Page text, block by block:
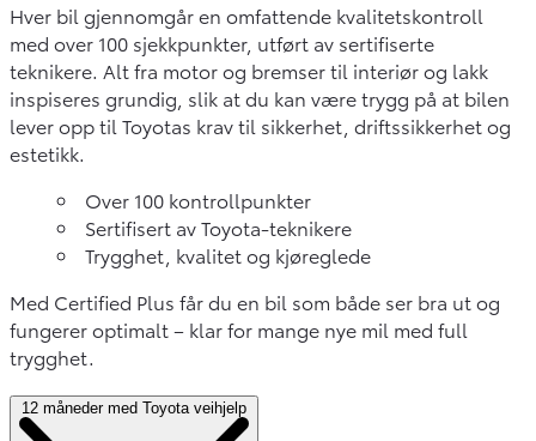
Hver bil gjennomgår en omfattende kvalitetskontroll
med over 100 sjekkpunkter, utført av sertifiserte
teknikere. Alt fra motor og bremser til interiør og lakk
inspiseres grundig, slik at du kan være trygg på at bilen
lever opp til Toyotas krav til sikkerhet, driftssikkerhet og
estetikk.
Over 100 kontrollpunkter
Sertifisert av Toyota-teknikere
Trygghet, kvalitet og kjøreglede
Med Certified Plus får du en bil som både ser bra ut og
fungerer optimalt – klar for mange nye mil med full
trygghet.
12 måneder med Toyota veihjelp